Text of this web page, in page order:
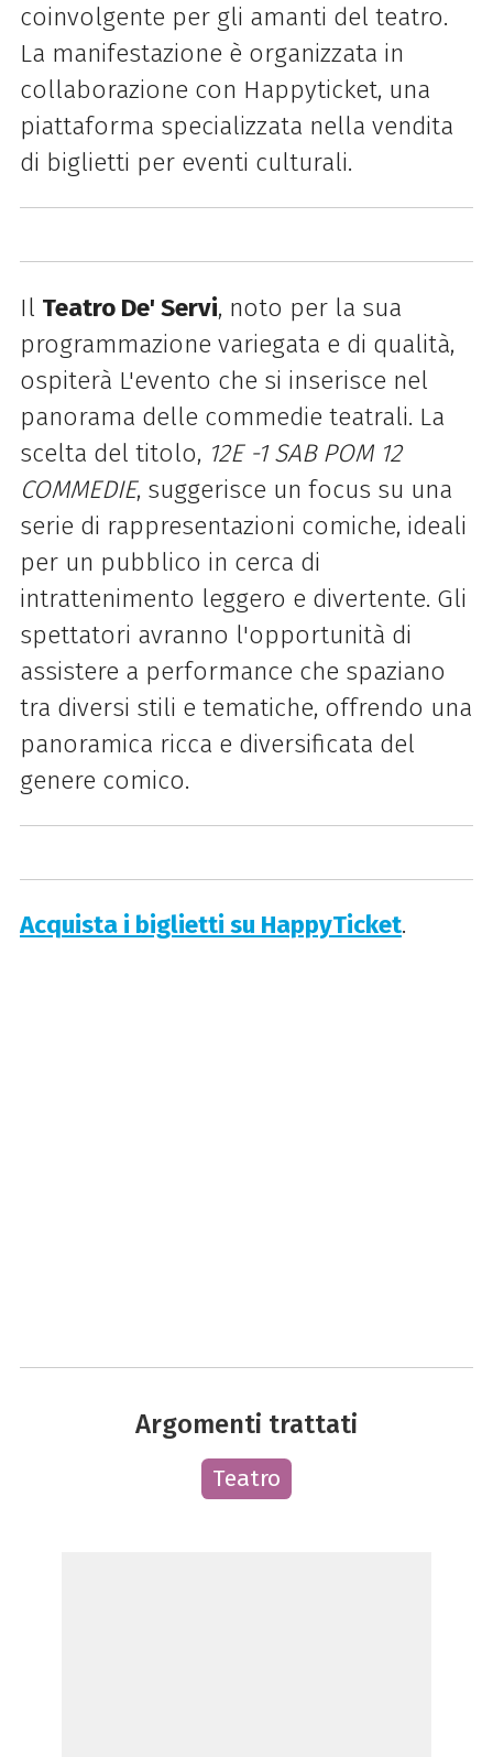
coinvolgente per gli amanti del teatro.
La manifestazione è organizzata in
collaborazione con Happyticket, una
piattaforma specializzata nella vendita
di biglietti per eventi culturali.
Il Teatro De' Servi, noto per la sua
programmazione variegata e di qualità,
ospiterà L'evento che si inserisce nel
panorama delle commedie teatrali. La
scelta del titolo, 12E -1 SAB POM 12
COMMEDIE, suggerisce un focus su una
serie di rappresentazioni comiche, ideali
per un pubblico in cerca di
intrattenimento leggero e divertente. Gli
spettatori avranno l'opportunità di
assistere a performance che spaziano
tra diversi stili e tematiche, offrendo una
panoramica ricca e diversificata del
genere comico.
Acquista i biglietti su HappyTicket.
Argomenti trattati
Teatro